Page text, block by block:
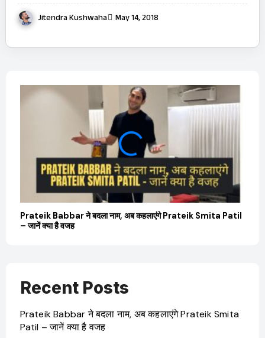
Jitendra Kushwaha May 14, 2018
Prateik Babbar ने बदला नाम, अब कहलाएंगे Prateik Smita Patil
– जानें क्या है वजह
Recent Posts
Prateik Babbar ने बदला नाम, अब कहलाएंगे Prateik Smita
Patil – जानें क्या है वजह